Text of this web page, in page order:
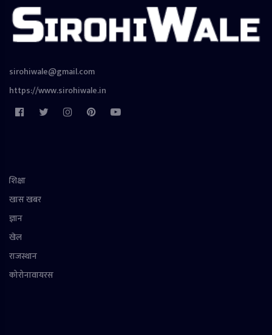
sirohiwale@gmail.com
https://www.sirohiwale.in
शिक्षा
खास खबर
ज्ञान
खेल
राजस्थान
कोरोनावायरस